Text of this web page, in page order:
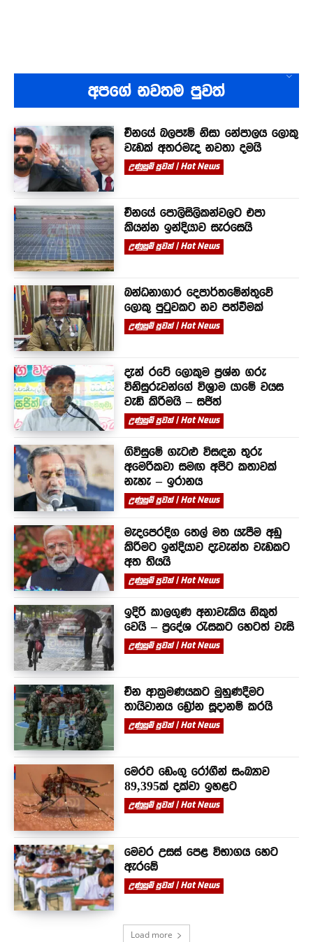
අපගේ නවතම පුවත්
චීනයේ බලපෑම් නිසා නේපාලය ලොකු
වැඩක් අතරමැද නවතා දමයි
උණුසුම් පුවත් | Hot News
චීනයේ පොලිසිලිකන්වලට එපා
කියන්න ඉන්දියාව සැරසෙයි
උණුසුම් පුවත් | Hot News
බන්ධනාගාර දෙපාර්තමේන්තුවේ
ලොකු පුටුවකට නව පත්වීමක්
උණුසුම් පුවත් | Hot News
දැන් රටේ ලොකුම ප්‍රශ්න ගරු
විනිසුරුවන්ගේ විශ්‍රාම යාමේ වයස
වැඩි කිරීමයි – සජිත්
උණුසුම් පුවත් | Hot News
ගිවිසුමේ ගැටළු විසඳන තුරු
අමෙරිකවා සමඟ අපිට කතාවක්
නැහැ – ඉරානය
උණුසුම් පුවත් | Hot News
මැදපෙරදිග තෙල් මත යැපීම අඩු
කිරීමට ඉන්දියාව දැවැන්ත වැඩකට
අත තියයි
උණුසුම් පුවත් | Hot News
ඉදිරි කාලගුණ අනාවැකිය නිකුත්
වෙයි – ප්‍රදේශ රැසකට හෙටත් වැසි
උණුසුම් පුවත් | Hot News
චීන ආක්‍රමණයකට මුහුණදීමට
තායිවානය ඩ්‍රෝන සූදානම් කරයි
උණුසුම් පුවත් | Hot News
මෙරට ඩෙංගු රෝගීන් සංඛ්‍යාව
89,395ක් දක්වා ඉහළට
උණුසුම් පුවත් | Hot News
මෙවර උසස් පෙළ විභාගය හෙට
ඇරඹේ
උණුසුම් පුවත් | Hot News
Load more